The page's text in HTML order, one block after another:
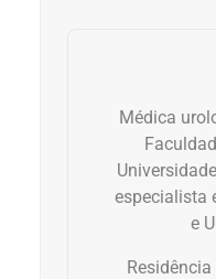
Médica
especialista
e